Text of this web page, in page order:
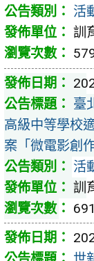
活
訓
臺
高級中等學校
案「微電影創
活
訓
691